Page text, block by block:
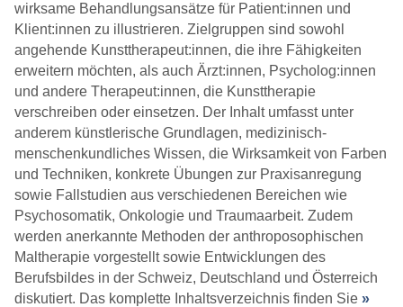
wirksame Behandlungsansätze für Patient:innen und
Klient:innen zu illustrieren. Zielgruppen sind sowohl
angehende Kunsttherapeut:innen, die ihre Fähigkeiten
erweitern möchten, als auch Ärzt:innen, Psycholog:innen
und andere Therapeut:innen, die Kunsttherapie
verschreiben oder einsetzen. Der Inhalt umfasst unter
anderem künstlerische Grundlagen, medizinisch-
menschenkundliches Wissen, die Wirksamkeit von Farben
und Techniken, konkrete Übungen zur Praxisanregung
sowie Fallstudien aus verschiedenen Bereichen wie
Psychosomatik, Onkologie und Traumaarbeit. Zudem
werden anerkannte Methoden der anthroposophischen
Maltherapie vorgestellt sowie Entwicklungen des
Berufsbildes in der Schweiz, Deutschland und Österreich
diskutiert. Das komplette Inhaltsverzeichnis finden Sie »